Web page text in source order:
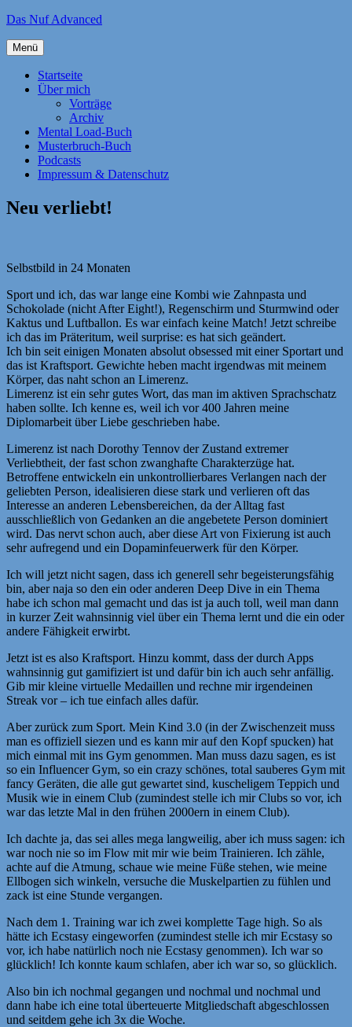
Zum
springen
Das Nuf Advanced
Menü
Startseite
Über mich
Vorträge
Archiv
Mental Load-Buch
Musterbruch-Buch
Podcasts
Impressum & Datenschutz
Neu verliebt!
Selbstbild in 24 Monaten
Sport und ich, das war lange eine Kombi wie Zahnpasta und
Schokolade (nicht After Eight!), Regenschirm und Sturmwind oder
Kaktus und Luftballon. Es war einfach keine Match! Jetzt schreibe
ich das im Präteritum, weil surprise: es hat sich geändert.
Ich bin seit einigen Monaten absolut obsessed mit einer Sportart und
das ist Kraftsport. Gewichte heben macht irgendwas mit meinem
Körper, das naht schon an Limerenz.
Limerenz ist ein sehr gutes Wort, das man im aktiven Sprachschatz
haben sollte. Ich kenne es, weil ich vor 400 Jahren meine
Diplomarbeit über Liebe geschrieben habe.
Limerenz ist nach Dorothy Tennov der Zustand extremer
Verliebtheit, der fast schon zwanghafte Charakterzüge hat.
Betroffene entwickeln ein unkontrollierbares Verlangen nach der
geliebten Person, idealisieren diese stark und verlieren oft das
Interesse an anderen Lebensbereichen, da der Alltag fast
ausschließlich von Gedanken an die angebetete Person dominiert
wird. Das nervt schon auch, aber diese Art von Fixierung ist auch
sehr aufregend und ein Dopaminfeuerwerk für den Körper.
Ich will jetzt nicht sagen, dass ich generell sehr begeisterungsfähig
bin, aber naja so den ein oder anderen Deep Dive in ein Thema
habe ich schon mal gemacht und das ist ja auch toll, weil man dann
in kurzer Zeit wahnsinnig viel über ein Thema lernt und die ein oder
andere Fähigkeit erwirbt.
Jetzt ist es also Kraftsport. Hinzu kommt, dass der durch Apps
wahnsinnig gut gamifiziert ist und dafür bin ich auch sehr anfällig.
Gib mir kleine virtuelle Medaillen und rechne mir irgendeinen
Streak vor – ich tue einfach alles dafür.
Aber zurück zum Sport. Mein Kind 3.0 (in der Zwischenzeit muss
man es offiziell siezen und es kann mir auf den Kopf spucken) hat
mich einmal mit ins Gym genommen. Man muss dazu sagen, es ist
so ein Influencer Gym, so ein crazy schönes, total sauberes Gym mit
fancy Geräten, die alle gut gewartet sind, kuscheligem Teppich und
Musik wie in einem Club (zumindest stelle ich mir Clubs so vor, ich
war das letzte Mal in den frühen 2000ern in einem Club).
Ich dachte ja, das sei alles mega langweilig, aber ich muss sagen: ich
war noch nie so im Flow mit mir wie beim Trainieren. Ich zähle,
achte auf die Atmung, schaue wie meine Füße stehen, wie meine
Ellbogen sich winkeln, versuche die Muskelpartien zu fühlen und
zack ist eine Stunde vergangen.
Nach dem 1. Training war ich zwei komplette Tage high. So als
hätte ich Ecstasy eingeworfen (zumindest stelle ich mir Ecstasy so
vor, ich habe natürlich noch nie Ecstasy genommen). Ich war so
glücklich! Ich konnte kaum schlafen, aber ich war so, so glücklich.
Also bin ich nochmal gegangen und nochmal und nochmal und
dann habe ich eine total überteuerte Mitgliedschaft abgeschlossen
und seitdem gehe ich 3x die Woche.